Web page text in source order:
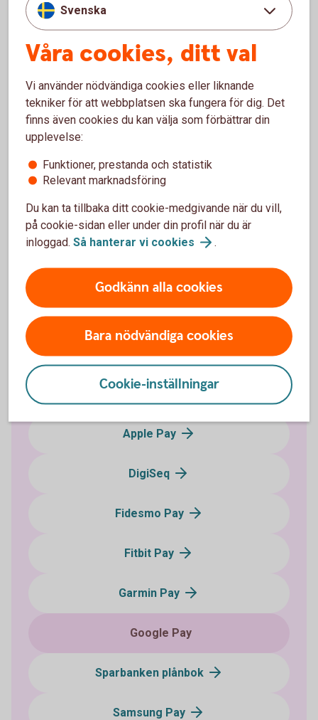
Kontakta
Google
Vill du veta mer om Google
Pay?
Om du har fler frågor eller funderingar om Google
(pay.google.com)
Blippa med mobil eller klocka
Apple Pay
DigiSeq
Fidesmo Pay
Fitbit Pay
Garmin Pay
Google Pay
Sparbanken plånbok
Samsung Pay
Svenska
Våra cookies, ditt val
Vi använder nödvändiga cookies eller liknande
tekniker för att webbplatsen ska fungera för dig. Det
finns även cookies du kan välja som förbättrar din
upplevelse:
Funktioner, prestanda och statistik
Relevant marknadsföring
Du kan ta tillbaka ditt cookie-medgivande när du vill,
på cookie-sidan eller under din profil när du är
inloggad. Så hanterar vi cookies .
Godkänn alla cookies
Bara nödvändiga cookies
Cookie-inställningar